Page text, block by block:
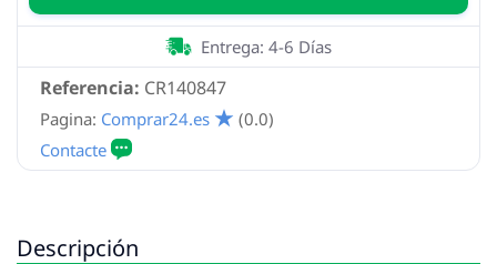
Referencia: CR140847
Entrega: 4-6 Días
Pagina: Comprar24.es (0.0)
Descripción